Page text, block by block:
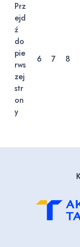
Prz
ejd
ź
do
pie
rws
zej
str
on
y
6 7 8